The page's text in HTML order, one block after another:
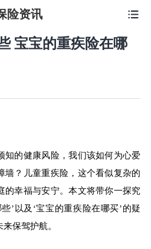
险资讯
宝宝的重疾险在哪
知的健康风险，我们该如何为心爱
墙？儿童重疾险，这个看似复杂的
的幸福与安宁。本文将带你一探究
’以及‘宝宝的重疾险在哪买’的疑
保驾护航。